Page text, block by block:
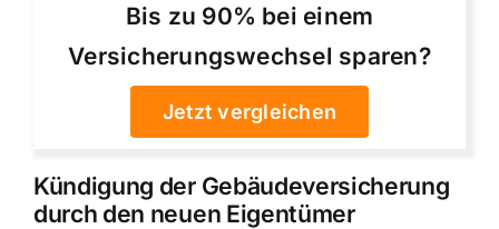
Bis zu 90% bei einem
Versicherungswechsel sparen?
Jetzt vergleichen
Kündigung der Gebäudeversicherung
durch den neuen Eigentümer